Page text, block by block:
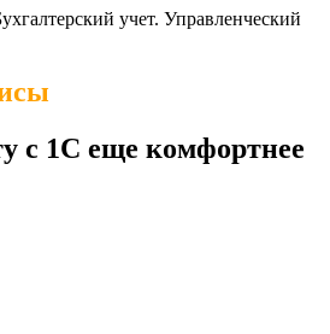
учет. Управленческий
с 1С еще комфортнее